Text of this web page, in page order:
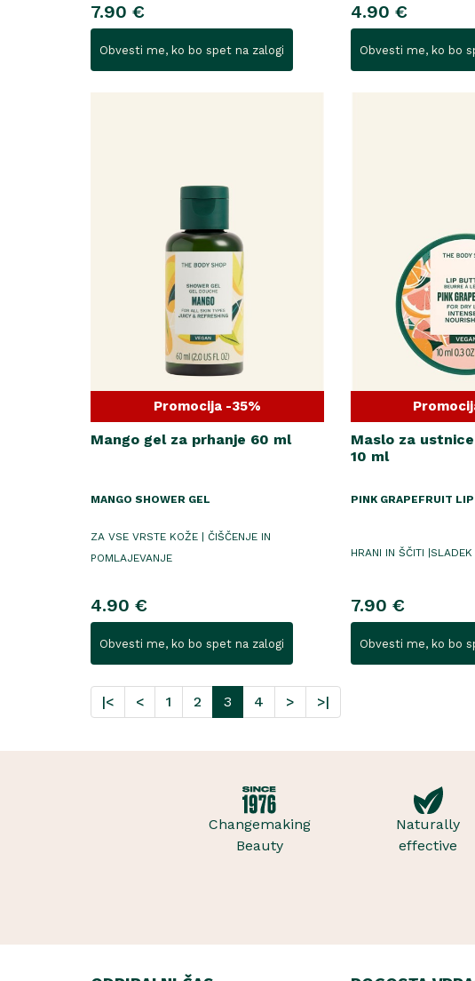
OBČUTLJIVO KOŽO IN UPORABNIKE
KONTAKTNIH LEČ
7.90 €
Obvesti me, ko bo spet na zalogi
4.90 €
Obvesti me, ko bo
Promocija -35%
Mango gel za prhanje 60 ml
MANGO SHOWER GEL
ZA VSE VRSTE KOŽE | ČIŠČENJE IN
POMLAJEVANJE
4.90 €
Obvesti me, ko bo spet na zalogi
Maslo za
10 ml
PINK GRAPEFRUIT
HRANI IN ŠČITI
7.90 €
Obvesti me, ko bo
|< < 1 2 3 4 > >|
Changemaking
Beauty
Naturally
effective